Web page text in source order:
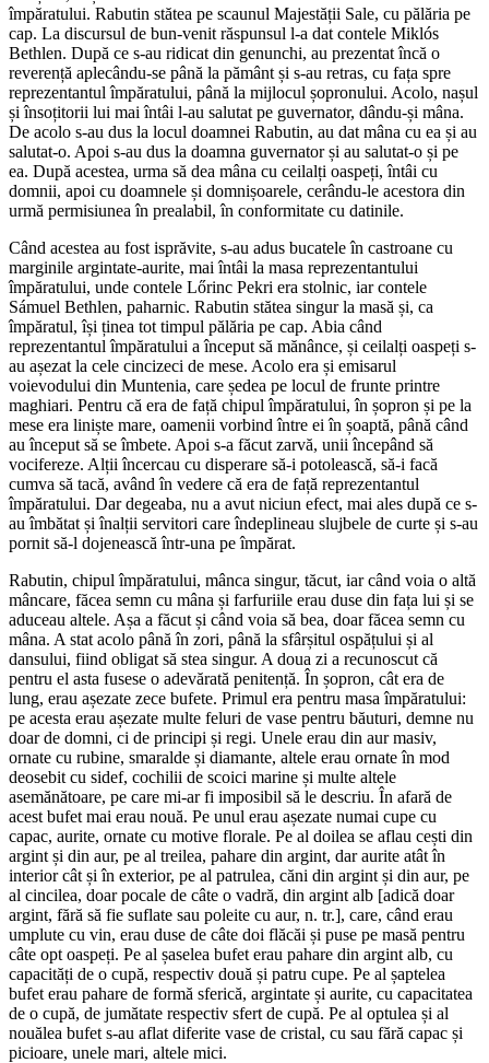
împăratului. Rabutin stătea pe scaunul Majestății Sale, cu pălăria pe
cap. La discursul de bun-venit răspunsul l-a dat contele Miklós
Bethlen. După ce s-au ridicat din genunchi, au prezentat încă o
reverență aplecându-se până la pământ și s-au retras, cu fața spre
reprezentantul împăratului, până la mijlocul șopronului. Acolo, nașul
și însoțitorii lui mai întâi l-au salutat pe guvernator, dându-și mâna.
De acolo s-au dus la locul doamnei Rabutin, au dat mâna cu ea și au
salutat-o. Apoi s-au dus la doamna guvernator și au salutat-o și pe
ea. După acestea, urma să dea mâna cu ceilalți oaspeți, întâi cu
domnii, apoi cu doamnele și domnișoarele, cerându-le acestora din
urmă permisiunea în prealabil, în conformitate cu datinile.
Când acestea au fost isprăvite, s-au adus bucatele în castroane cu
marginile argintate-aurite, mai întâi la masa reprezentantului
împăratului, unde contele Lőrinc Pekri era stolnic, iar contele
Sámuel Bethlen, paharnic. Rabutin stătea singur la masă și, ca
împăratul, își ținea tot timpul pălăria pe cap. Abia când
reprezentantul împăratului a început să mănânce, și ceilalți oaspeți s-
au așezat la cele cincizeci de mese. Acolo era și emisarul
voievodului din Muntenia, care ședea pe locul de frunte printre
maghiari. Pentru că era de față chipul împăratului, în șopron și pe la
mese era liniște mare, oamenii vorbind între ei în șoaptă, până când
au început să se îmbete. Apoi s-a făcut zarvă, unii începând să
vocifereze. Alții încercau cu disperare să-i potolească, să-i facă
cumva să tacă, având în vedere că era de față reprezentantul
împăratului. Dar degeaba, nu a avut niciun efect, mai ales după ce s-
au îmbătat și înalții servitori care îndeplineau slujbele de curte și s-au
pornit să-l dojenească într-una pe împărat.
Rabutin, chipul împăratului, mânca singur, tăcut, iar când voia o altă
mâncare, făcea semn cu mâna și farfuriile erau duse din fața lui și se
aduceau altele. Așa a făcut și când voia să bea, doar făcea semn cu
mâna. A stat acolo până în zori, până la sfârșitul ospățului și al
dansului, fiind obligat să stea singur. A doua zi a recunoscut că
pentru el asta fusese o adevărată penitență. În șopron, cât era de
lung, erau așezate zece bufete. Primul era pentru masa împăratului:
pe acesta erau așezate multe feluri de vase pentru băuturi, demne nu
doar de domni, ci de principi și regi. Unele erau din aur masiv,
ornate cu rubine, smaralde și diamante, altele erau ornate în mod
deosebit cu sidef, cochilii de scoici marine și multe altele
asemănătoare, pe care mi-ar fi imposibil să le descriu. În afară de
acest bufet mai erau nouă. Pe unul erau așezate numai cupe cu
capac, aurite, ornate cu motive florale. Pe al doilea se aflau cești din
argint și din aur, pe al treilea, pahare din argint, dar aurite atât în
interior cât și în exterior, pe al patrulea, căni din argint și din aur, pe
al cincilea, doar pocale de câte o vadră, din argint alb [adică doar
argint, fără să fie suflate sau poleite cu aur, n. tr.], care, când erau
umplute cu vin, erau duse de câte doi flăcăi și puse pe masă pentru
câte opt oaspeți. Pe al șaselea bufet erau pahare din argint alb, cu
capacități de o cupă, respectiv două și patru cupe. Pe al șaptelea
bufet erau pahare de formă sferică, argintate și aurite, cu capacitatea
de o cupă, de jumătate respectiv sfert de cupă. Pe al optulea și al
nouălea bufet s-au aflat diferite vase de cristal, cu sau fără capac și
picioare, unele mari, altele mici.